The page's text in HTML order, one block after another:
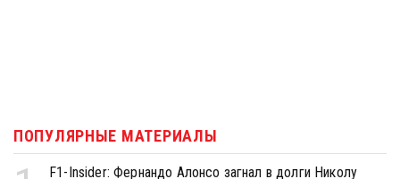
ПОПУЛЯРНЫЕ МАТЕРИАЛЫ
F1-Insider: Фернандо Алонсо загнал в долги Николу